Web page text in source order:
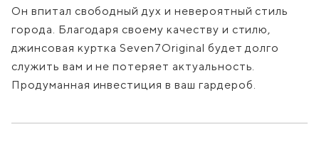
Он впитал свободный дух и невероятный стиль
города. Благодаря своему качеству и стилю,
джинсовая куртка Seven7Original будет долго
служить вам и не потеряет актуальность.
Продуманная инвестиция в ваш гардероб.